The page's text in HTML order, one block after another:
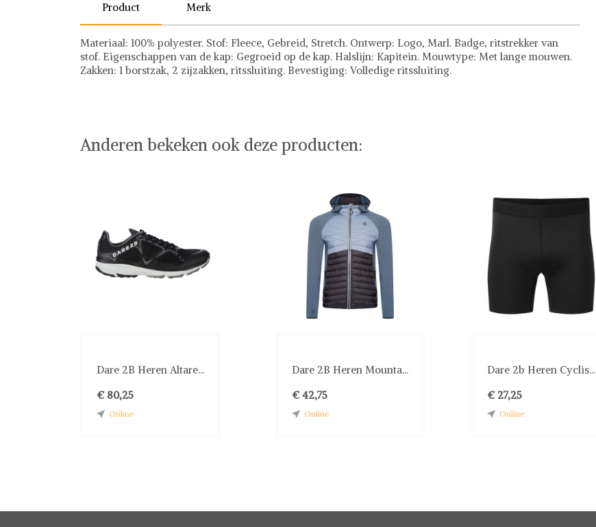
Product Merk
Materiaal: 100% polyester. Stof: Fleece, Gebreid, Stretch. Ontwerp: Logo, Marl. Badge, ritstrekker van
stof. Eigenschappen van de kap: Gegroeid op de kap. Halslijn: Kapitein. Mouwtype: Met lange mouwen.
Zakken: 1 borstzak, 2 zijzakken, ritssluiting. Bevestiging: Volledige ritssluiting.
Anderen bekeken ook deze producten:
Dare 2B Heren Altare...
€ 80,25
Online
Dare 2B Heren Mounta...
€ 42,75
Online
Dare 2b Heren Cyclis...
€ 27,25
Online